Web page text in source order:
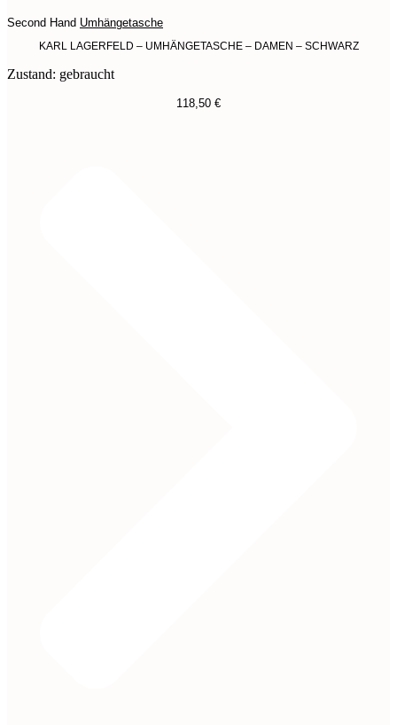
Second Hand Umhängetasche
KARL LAGERFELD – UMHÄNGETASCHE – DAMEN – SCHWARZ
Zustand: gebraucht
118,50 €